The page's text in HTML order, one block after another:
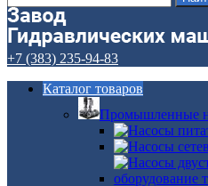
+7 (383) 235-94-83
Каталог товаров
Промышленные